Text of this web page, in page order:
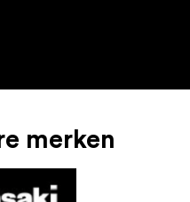
merken